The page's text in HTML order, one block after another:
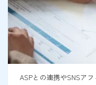
ASPとの連携やSNSア